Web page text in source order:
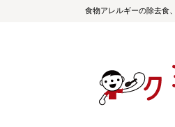
食物アレルギーの除去食